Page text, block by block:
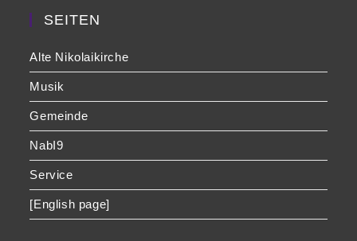
SEITEN
Alte Nikolaikirche
Musik
Gemeinde
NabI9
Service
[English page]